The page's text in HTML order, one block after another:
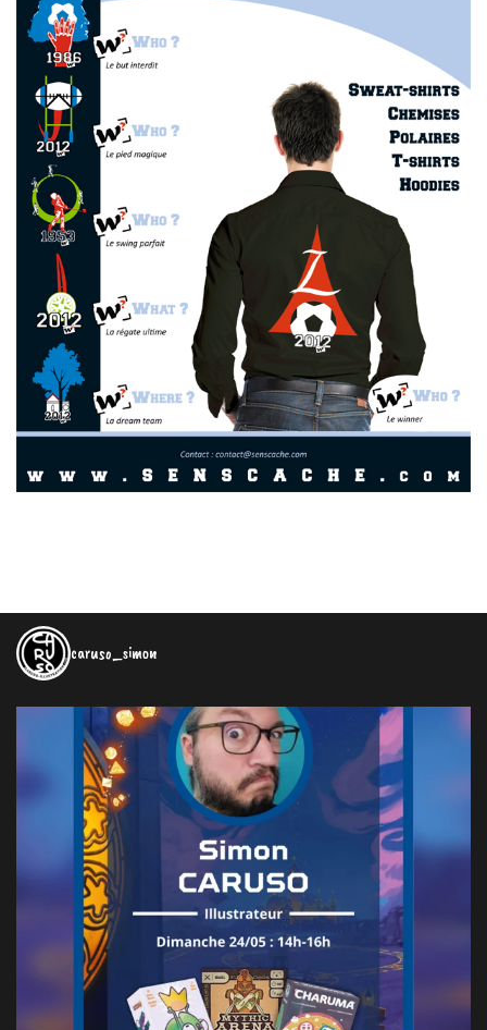
caruso_simon